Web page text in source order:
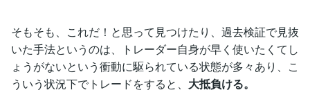
そもそも、これだ！と思って見つけたり、過去検証で見抜
いた手法というのは、トレーダー自身が早く使いたくてし
ょうがないという衝動に駆られている状態が多々あり、こ
ういう状況下でトレードをすると、 大抵負ける。